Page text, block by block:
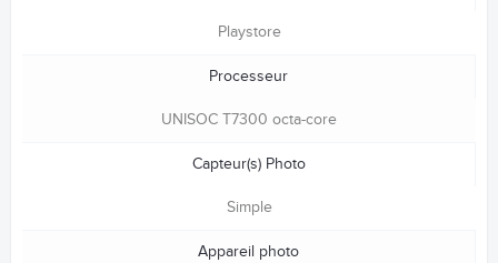
Playstore
Processeur
UNISOC T7300 octa-core
Capteur(s) Photo
Simple
Appareil photo